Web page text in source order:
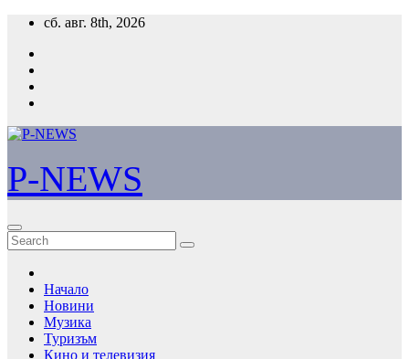
Skip
content
сб. авг. 8th, 2026
P-NEWS
Начало
Новини
Музика
Туризъм
Кино и телевизия